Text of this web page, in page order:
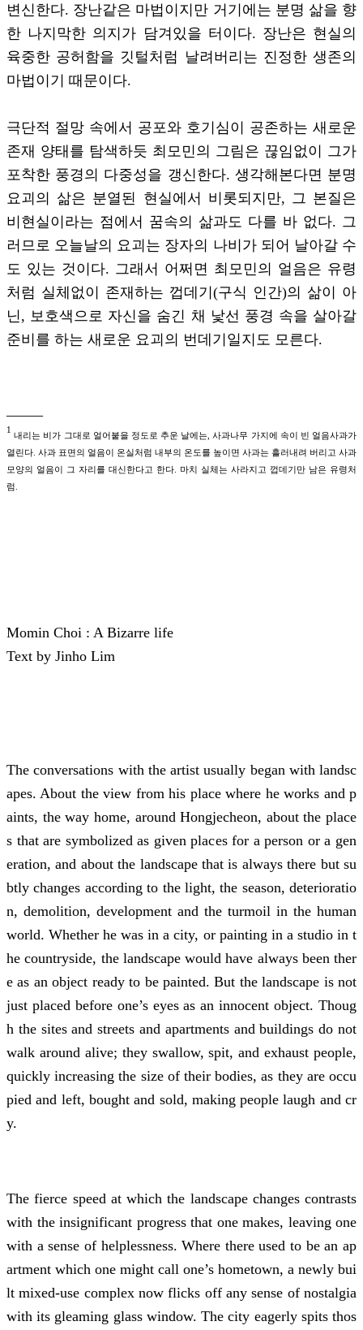
변신한다. 장난같은 마법이지만 거기에는 분명 삶을 향
한 나지막한 의지가 담겨있을 터이다. 장난은 현실의
육중한 공허함을 깃털처럼 날려버리는 진정한 생존의
마법이기 때문이다.
극단적 절망 속에서 공포와 호기심이 공존하는 새로운
존재 양태를 탐색하듯 최모민의 그림은 끊임없이 그가
포착한 풍경의 다중성을 갱신한다. 생각해본다면 분명
요괴의 삶은 분열된 현실에서 비롯되지만, 그 본질은
비현실이라는 점에서 꿈속의 삶과도 다를 바 없다. 그
러므로 오늘날의 요괴는 장자의 나비가 되어 날아갈 수
도 있는 것이다. 그래서 어쩌면 최모민의 얼음은 유령
처럼 실체없이 존재하는 껍데기(구식 인간)의 삶이 아
닌, 보호색으로 자신을 숨긴 채 낯선 풍경 속을 살아갈
준비를 하는 새로운 요괴의 번데기일지도 모른다.
1
내리는 비가 그대로 얼어붙을 정도로 추운 날에는, 사과나무 가지에 속이 빈 얼음사과가
열린다. 사과 표면의 얼음이 온실처럼 내부의 온도를 높이면 사과는 흘러내려 버리고 사과
모양의 얼음이 그 자리를 대신한다고 한다. 마치 실체는 사라지고 껍데기만 남은 유령처
럼.
Momin Choi : A Bizarre life
Text by Jinho Lim
The conversations with the artist usually began with landsc
apes. About the view from his place where he works and p
aints, the way home, around Hongjecheon, about the place
s that are symbolized as given places for a person or a gen
eration, and about the landscape that is always there but su
btly changes according to the light, the season, deterioratio
n, demolition, development and the turmoil in the human
world. Whether he was in a city, or painting in a studio in t
he countryside, the landscape would have always been ther
e as an object ready to be painted. But the landscape is not
just placed before one’s eyes as an innocent object. Thoug
h the sites and streets and apartments and buildings do not
walk around alive; they swallow, spit, and exhaust people,
quickly increasing the size of their bodies, as they are occu
pied and left, bought and sold, making people laugh and cr
y.
The fierce speed at which the landscape changes contrasts
with the insignificant progress that one makes, leaving one
with a sense of helplessness. Where there used to be an ap
artment which one might call one’s hometown, a newly bui
lt mixed-use complex now flicks off any sense of nostalgia
with its gleaming glass window. The city eagerly spits thos